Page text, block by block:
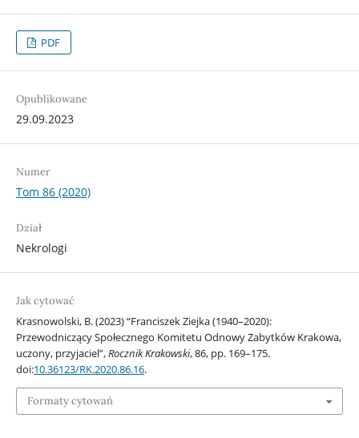
PDF
Opublikowane
29.09.2023
Numer
Tom 86 (2020)
Dział
Nekrologi
Jak cytować
Krasnowolski, B. (2023) “Franciszek Ziejka (1940–2020):
Przewodniczący Społecznego Komitetu Odnowy Zabytków Krakowa,
uczony, przyjaciel”,Rocznik Krakowski, 86, pp. 169–175.
doi:10.36123/RK.2020.86.16.
Formaty cytowań